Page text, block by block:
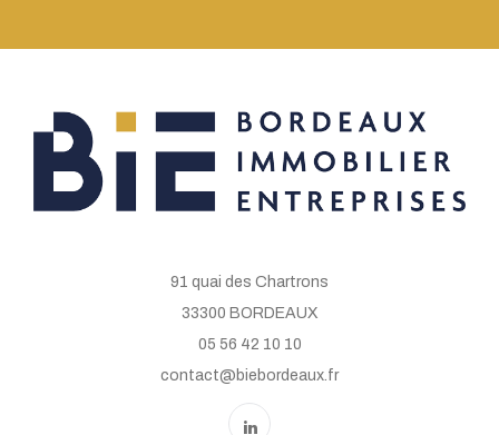
91 quai des Chartrons
33300 BORDEAUX
05 56 42 10 10
contact@biebordeaux.fr